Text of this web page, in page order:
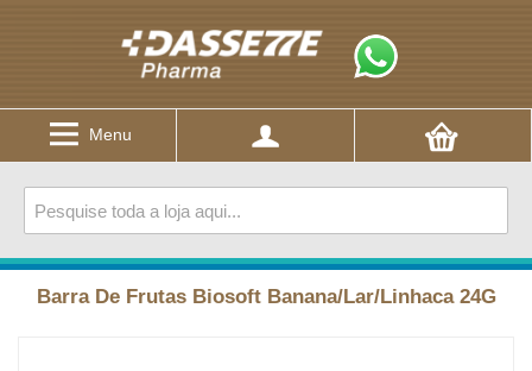
Menu
Barra De Frutas Biosoft Banana/Lar/Linhaca 24G